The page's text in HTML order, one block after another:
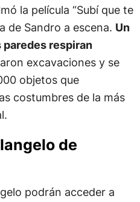
la película “Subí que te
de Sandro a escena. Un
paredes respiran
excavaciones y se
objetos que
costumbres de la más
de
podrán acceder a